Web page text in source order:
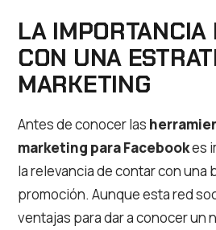
LA IMPORTANCIA
CON UNA
MARKETING
Antes de conocer las
marketing para Facebookes
la relevancia de contar con una
promoción. Aunque esta red
ventajas para dar a conocer un